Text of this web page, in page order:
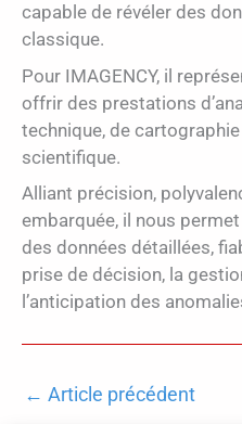
capable de révéler des
classique.
Pour IMAGENCY, il
offrir des prestations
technique, de
scientifique.
Alliant précision,
embarquée, il nous
des données détaillées,
prise de décision, la
l’anticipation des
← Article précédent